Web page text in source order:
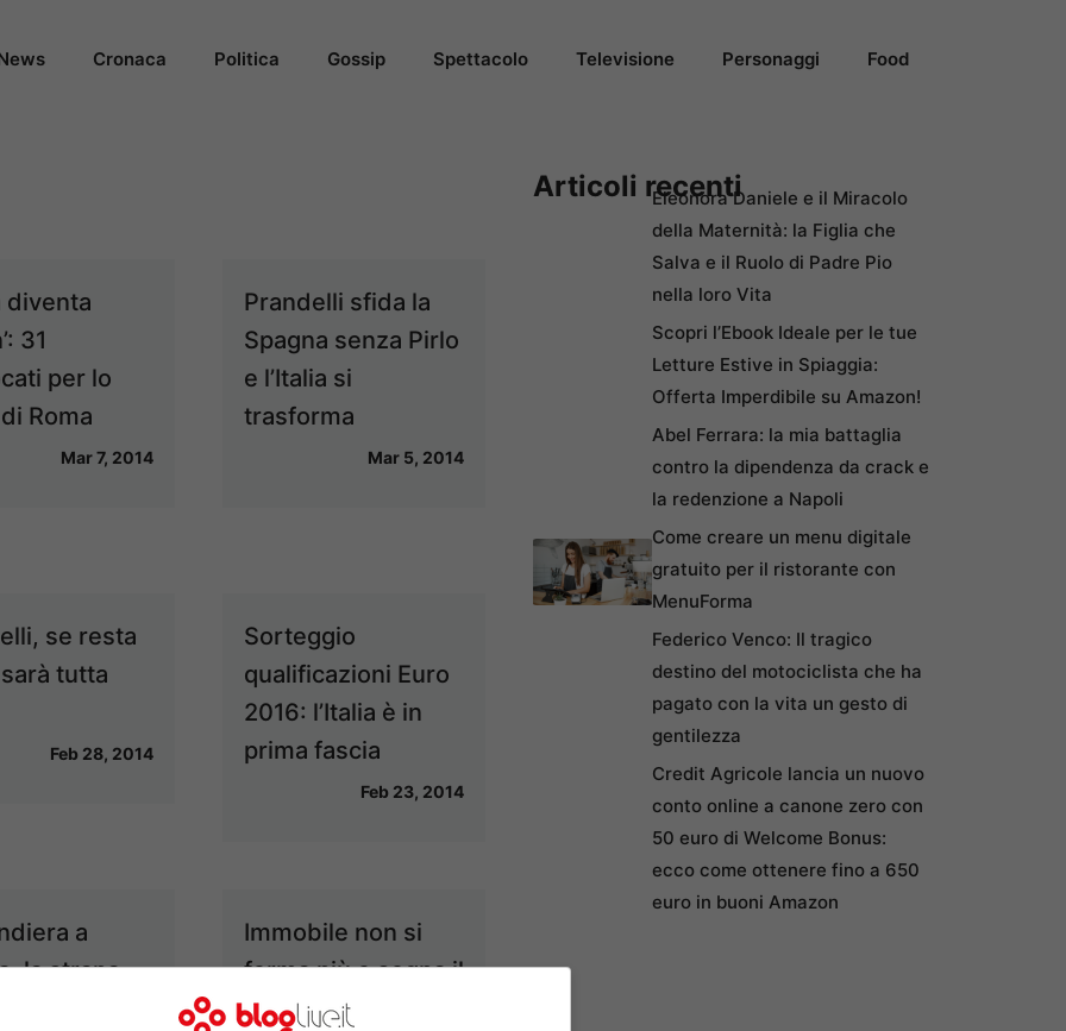
Cronaca Politica Gossip Spettacolo Televisione Personaggi Food
diventa
31
per lo
Roma
Mar 7, 2014
Prandelli sfida la
Spagna senza Pirlo
e l’Italia si
trasforma
Mar 5, 2014
se resta
sarà tutta
Feb 28, 2014
Sorteggio
qualificazioni Euro
2016: l’Italia è in
prima fascia
Feb 23, 2014
a
la strana
di
Immobile non si
ferma più e sogna il
Mondiale
Articoli recentiEleonora Daniele e il Miracolo
della Maternità: la Figlia che
Salva e il Ruolo di Padre Pio
nella loro Vita
Scopri l’Ebook Ideale per le tue
Letture Estive in Spiaggia:
Offerta Imperdibile su Amazon!
Abel Ferrara: la mia battaglia
contro la dipendenza da crack e
la redenzione a Napoli
Come creare un menu digitale
gratuito per il ristorante con
MenuForma
Federico Venco: Il tragico
destino del motociclista che ha
pagato con la vita un gesto di
gentilezza
Credit Agricole lancia un nuovo
conto online a canone zero con
50 euro di Welcome Bonus:
ecco come ottenere fino a 650
euro in buoni Amazon